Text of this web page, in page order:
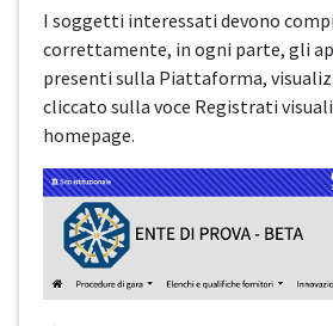
I soggetti interessati devono
correttamente, in ogni parte, gli
presenti sulla Piattaforma,
cliccato sulla voce Registrati
homepage.